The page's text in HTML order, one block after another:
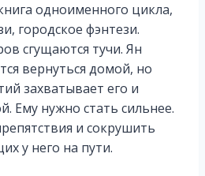
одноименного цикла,
городское фэнтези.
сгущаются тучи. Ян
вернуться домой, но
захватывает его и
Ему нужно стать сильнее.
и сокрушить
у него на пути.